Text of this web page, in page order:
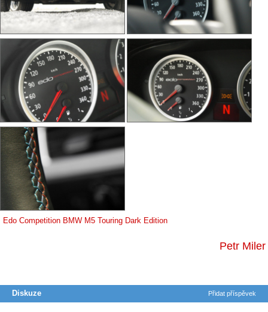
Edo Competition BMW M5 Touring Dark Edition
Petr Miler
Diskuze Přidat příspěvek